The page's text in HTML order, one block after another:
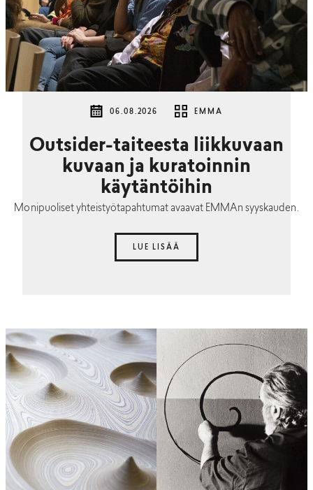
06.08.2026 EMMA
Outsider-taiteesta liikkuvaan
kuvaan ja kuratoinnin
käytäntöihin
Monipuoliset yhteistyötapahtumat avaavat EMMAn syyskauden.
LUE LISÄÄ